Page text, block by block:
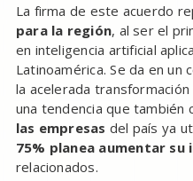
La firma de este acuerdo
para la región, al ser el
en inteligencia artificial
Latinoamérica. Se da en
la acelerada
una tendencia que también
las empresas del país ya
75% planea aumentar su
relacionados.